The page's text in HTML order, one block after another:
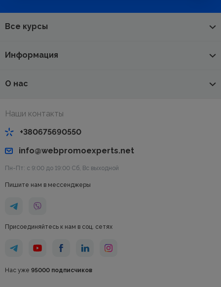
Все курсы
Информация
О нас
Наши контакты
+380675690550
info@webpromoexperts.net
Пн-Пт: с 9:00 до 19:00 Cб, Вс выходной
Пишите нам в мессенджеры
Присоединяйтесь к нам в соц. сетях
Нас уже 95000 подписчиков